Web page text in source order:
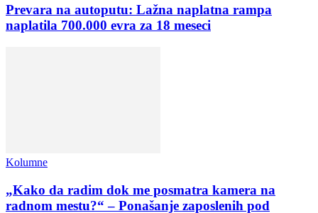
Prevara na autoputu: Lažna naplatna rampa
naplatila 700.000 evra za 18 meseci
Kolumne
„Kako da radim dok me posmatra kamera na
radnom mestu?“ – Ponašanje zaposlenih pod